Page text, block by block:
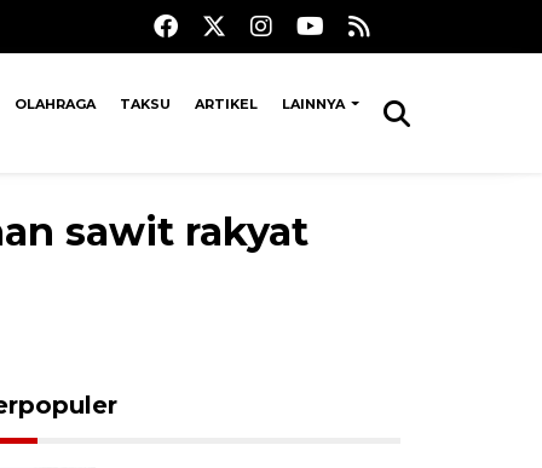
OLAHRAGA TAKSU ARTIKEL LAINNYA
sawit rakyat